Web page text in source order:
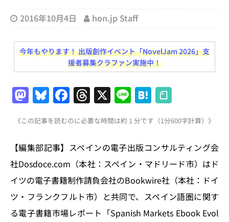
2016年10月4日 hon.jp Staff
今年もやります！ 出版創作イベント「NovelJam 2026」支
援者募集クラファン実施中！
M
a
st
o
d
o
n
Bl
u
e
s
k
y
F
a
c
e
b
o
o
k
T
h
re
a
d
s
X Li
n
e
H
at
e
n
a
《この記事を読むのに必要な時間は約 1 分です（1分600字計算）》
【編集部記事】スペインの電子出版コンサルティング会
社Dosdoce.com（本社：スペイン・マドリード市）はド
イツの電子書籍制作請負会社のBookwire社（本社：ドイ
ツ・フランクフルト市）と共同で、スペイン語圏に関す
る電子書籍市場レポート「Spanish Markets Ebook Evol